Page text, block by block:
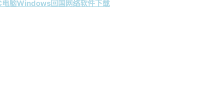
脑Windows回国网络软件下载